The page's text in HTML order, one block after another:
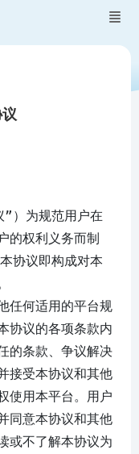
）为规范用户在
的权利义务而制
协议即构成对本
任何适用的平台规
协议的各项条款内
的条款、争议解决
接受本协议和其他
使用本平台。用户
同意本协议和其他
或不了解本协议为